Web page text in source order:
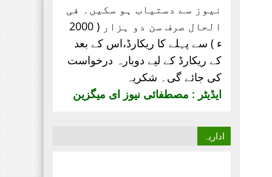
نیوز سے دستیاب ہو سکیں۔ فی
الحال صرف
سن دو ہزار ( 2000
ء ) سے پہلے کا ریکارڈ،اس کے بعد
کے ریکارڈ کے لیے دوبارہ درخواست
کی جائے گی۔ شکریہ
ایڈیٹر : مصطفائی نیوز ای میگزین
اداریہ